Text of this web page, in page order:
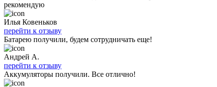
рекомендую
Илья Ковеньков
перейти к отзыву
Батарею получили, будем сотрудничать еще!
Андрей А.
перейти к отзыву
Аккумуляторы получили. Все отлично!